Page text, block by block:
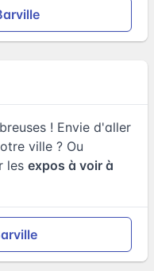
! Envie d'aller
ville ? Ou
les expos à voir à